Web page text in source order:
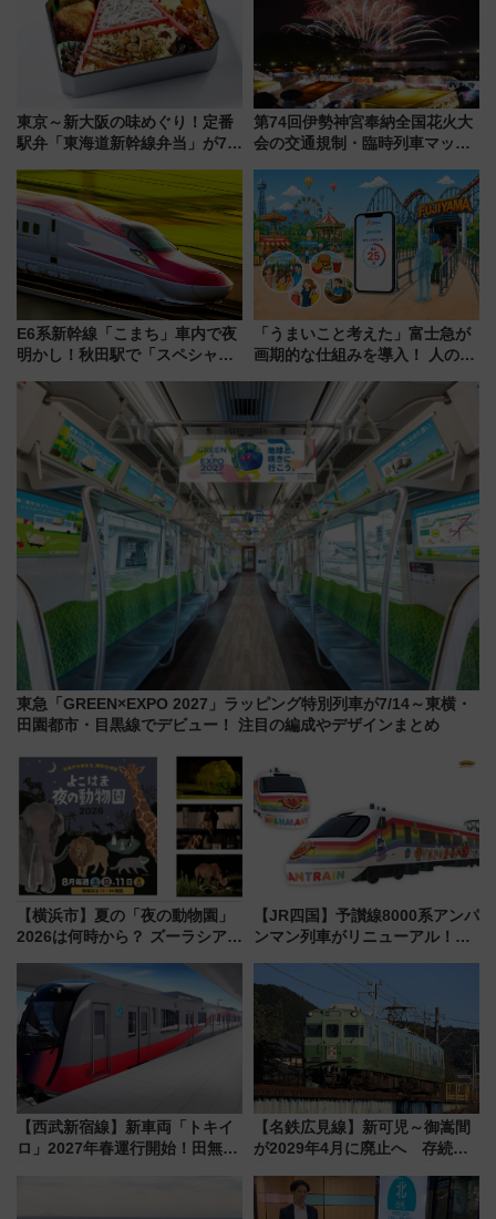
東京～新大阪の味めぐり！定番
駅弁「東海道新幹線弁当」が7月
第74回伊勢神宮奉納全国花火大
会の交通規制・臨時列車マッ
セス
E6系新幹線「こまち」車内で夜
明かし！秋田駅で「スペシャル
法は？
「うまいこと考えた」富士急が
画期的な仕組みを導入！ 人のか
ん」始動
東急「GREEN×EXPO 2027」ラッピング特別列車が7/14～東横・
田園都市・目黒線でデビュー！ 注目の編成やデザインまとめ
【横浜市】夏の「夜の動物園」
2026は何時から？ ズーラシア・
見どころ、限定イベントを徹底
解説！
【JR四国】予讃線8000系アンパ
ンマン列車がリニューアル！内
今年12月
【西武新宿線】新車両「トキイ
ロ」2027年春運行開始！田無・
【名鉄広見線】新可児～御嵩間
が2029年4月に廃止へ 存続協